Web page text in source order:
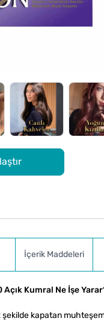
İçerik Maddeleri
Kumral Ne İşe
şekilde kapatan